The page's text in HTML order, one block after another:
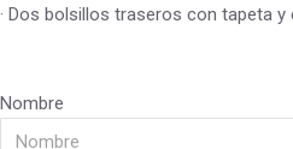
· Dos bolsillos traseros con tapeta y
Nombre